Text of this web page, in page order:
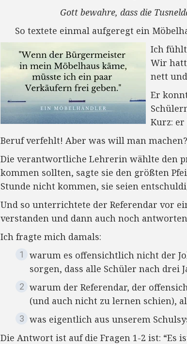
Gott bewahre, dass die
So textete einmal aufgeregt ein
Ich
Wir
nett
Er
Kurz:
Beruf verfehlt! Aber was will man machen?
Die verantwortliche Lehrerin wählte den
kommen sollten, sagte sie den größten
Stunde nicht kommen, sie seien
Und so unterrichtete der Referendar vor
verstanden und dann auch noch
Ich fragte mich damals:
warum es offensichtlich nicht der
sorgen, dass alle Schüler nach drei
warum der Referendar, der
(und auch nicht zu lernen schien),
was eigentlich aus unserem
Die Antwort ist auf die Fragen 1-2 ist: “Es